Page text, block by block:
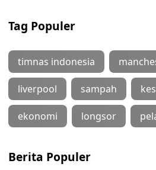
Tag Populer
timnas indonesia
liverpool sampah
ekonomi longsor
Berita Populer